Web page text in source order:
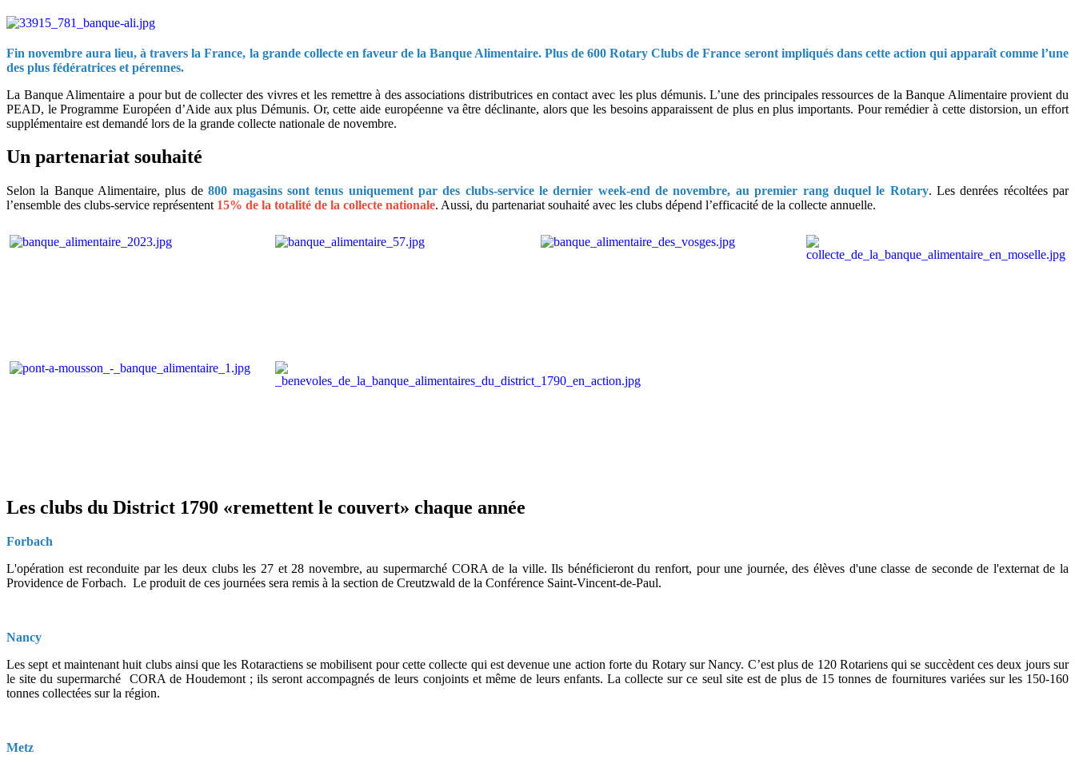
Fin novembre aura lieu, à travers la France, la grande collecte en faveur de la Banque Alimentaire.Plus de 600 Rotary Clubs de France seront impliqués dans cette action qui apparaît comme l’une
des plus fédératrices et pérennes.
La Banque Alimentaire a pour but de collecter des vivres et les remettre à des associations distributrices en contact avec les plus démunis. L’une des principales ressources de la Banque Alimentaire provient du
PEAD, le Programme Européen d’Aide aux plus Démunis. Or, cette aide européenne va être déclinante, alors que les besoins apparaissent de plus en plus importants. Pour remédier à cette distorsion, un effort
supplémentaire est demandé lors de la grande collecte nationale de novembre.
Un partenariat souhaité
Selon la Banque Alimentaire, plus de800 magasins sont tenus uniquement par des clubs-service le dernier week-end de novembre, au premier rang duquel le Rotary. Les denrées récoltées par
l’ensemble des clubs-service représentent 15% de la totalité de la collecte nationale. Aussi, du partenariat souhaité avec les clubs dépend l’efficacité de la collecte annuelle.
Les clubs du District 1790 «remettent le couvert» chaque année
Forbach
L'opération est reconduite par les deux clubs les 27 et 28 novembre, au supermarché CORA de la ville. Ils bénéficieront du renfort, pour une journée, des élèves d'une classe de seconde de l'externat de la
Providence de Forbach. Le produit de ces journées sera remis à la section de Creutzwald de la Conférence Saint-Vincent-de-Paul.
Nancy
Les sept et maintenant huit clubs ainsi que les Rotaractiens se mobilisent pour cette collecte qui est devenue une action forte du Rotary sur Nancy. C’est plus de 120 Rotariens qui se succèdent ces deux jours sur
le site du supermarché CORA de Houdemont ; ils seront accompagnés de leurs conjoints et même de leurs enfants. La collecte sur ce seul site est de plus de 15 tonnes de fournitures variées sur les 150-160
tonnes collectées sur la région.
Metz